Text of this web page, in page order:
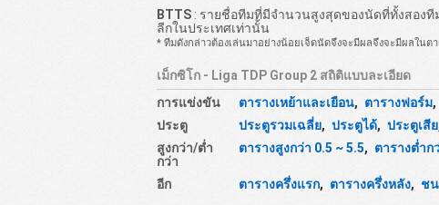
BTTS : รายชื่อทีมที่มีจำนวนสูงสุดของนัดที่ทั้งสองที
ลีกในประเทศเท่านั้น
* ทีมดังกล่าวต้องเล่นมาอย่างน้อยเจ็ดนัดจึงจะมีผลจึงจะมีผลในตา
เม็กซิโก - Liga TDP Group 2 สถิติแบบละเอียด
การแข่งขัน
ตารางเหย้าและเยือน, ตารางฟอร์ม,
ประตู
ประตูรวมเฉลี่ย, ประตูได้, ประตูเสีย
สูงกว่า/ต่ำ
กว่า
ตารางสูงกว่า 0.5 ~ 5.5, ตารางต่ำก
อีก ตารางครึ่งแรก, ตารางครึ่งหลัง, ช